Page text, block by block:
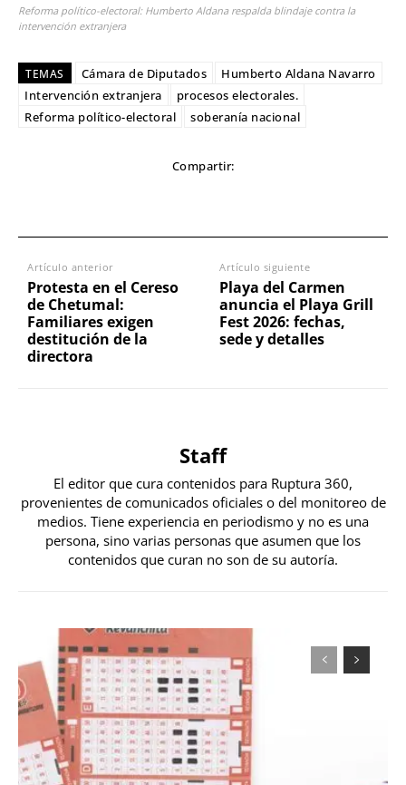
Reforma político-electoral: Humberto Aldana respalda blindaje contra la
intervención extranjera
TEMAS Cámara de Diputados
Humberto Aldana Navarro
Intervención extranjera
procesos electorales.
Reforma político-electoral
soberanía nacional
Compartir:
Artículo anterior
Protesta en el Cereso
de Chetumal:
Familiares exigen
destitución de la
directora
Artículo siguiente
Playa del Carmen
anuncia el Playa Grill
Fest 2026: fechas,
sede y detalles
Staff
El editor que cura contenidos para Ruptura 360,
provenientes de comunicados oficiales o del monitoreo de
medios. Tiene experiencia en periodismo y no es una
persona, sino varias personas que asumen que los
contenidos que curan no son de su autoría.